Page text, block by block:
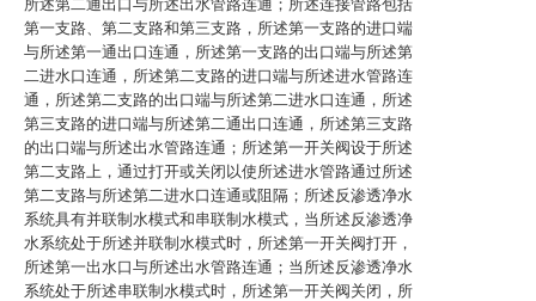
所述第二通出口与所述出水管路连通；所述连接管路包括
第一支路、第二支路和第三支路，所述第一支路的进口端
与所述第一通出口连通，所述第一支路的出口端与所述第
二进水口连通，所述第二支路的进口端与所述进水管路连
通，所述第二支路的出口端与所述第二进水口连通，所述
第三支路的进口端与所述第二通出口连通，所述第三支路
的出口端与所述出水管路连通；所述第一开关阀设于所述
第二支路上，通过打开或关闭以使所述进水管路通过所述
第二支路与所述第二进水口连通或阻隔；所述反渗透净水
系统具有并联制水模式和串联制水模式，当所述反渗透净
水系统处于所述并联制水模式时，所述第一开关阀打开，
所述第一出水口与所述出水管路连通；当所述反渗透净水
系统处于所述串联制水模式时，所述第一开关阀关闭，所